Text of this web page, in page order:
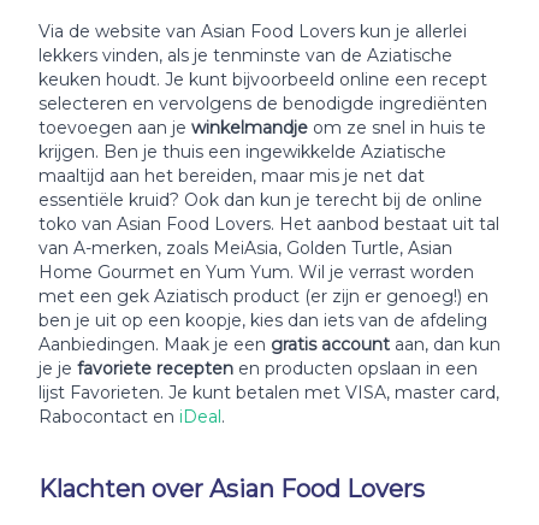
Via de website van Asian Food Lovers kun je allerlei
lekkers vinden, als je tenminste van de Aziatische
keuken houdt. Je kunt bijvoorbeeld online een recept
selecteren en vervolgens de benodigde ingrediënten
toevoegen aan je winkelmandje om ze snel in huis te
krijgen. Ben je thuis een ingewikkelde Aziatische
maaltijd aan het bereiden, maar mis je net dat
essentiële kruid? Ook dan kun je terecht bij de online
toko van Asian Food Lovers. Het aanbod bestaat uit tal
van A-merken, zoals MeiAsia, Golden Turtle, Asian
Home Gourmet en Yum Yum. Wil je verrast worden
met een gek Aziatisch product (er zijn er genoeg!) en
ben je uit op een koopje, kies dan iets van de afdeling
Aanbiedingen. Maak je een gratis account aan, dan kun
je je favoriete recepten en producten opslaan in een
lijst Favorieten. Je kunt betalen met VISA, master card,
Rabocontact en iDeal.
Klachten over Asian Food Lovers